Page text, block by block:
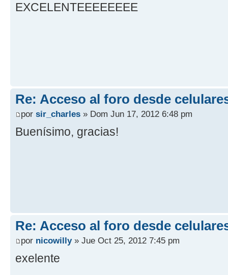
EXCELENTEEEEEEEE
Re: Acceso al foro desde
por sir_charles » Dom Jun 17, 2012 6:48 pm
Buenísimo, gracias!
Re: Acceso al foro desde
por nicowilly» Jue Oct 25, 2012 7:45 pm
exelente